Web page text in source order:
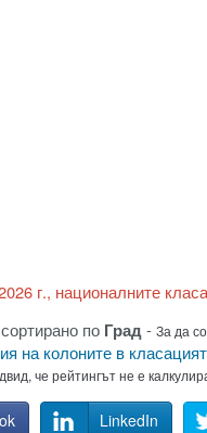
г., националните
по Град - За да
на колоните в
че рейтингът не е
LinkedIn